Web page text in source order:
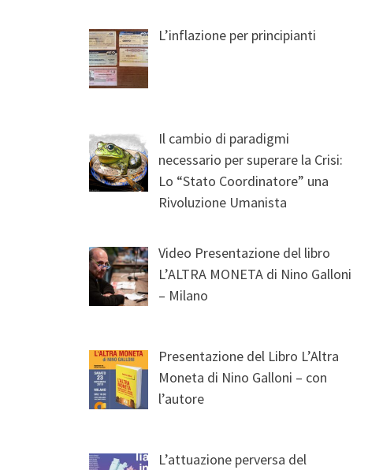
L’inflazione per principianti
Il cambio di paradigmi
necessario per superare la Crisi:
Lo “Stato Coordinatore” una
Rivoluzione Umanista
Video Presentazione del libro
L’ALTRA MONETA di Nino Galloni
– Milano
Presentazione del Libro L’Altra
Moneta di Nino Galloni – con
l’autore
L’attuazione perversa del